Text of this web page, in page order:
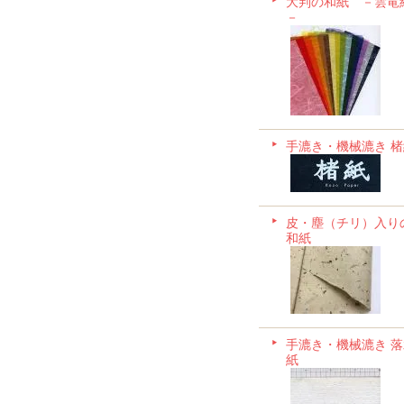
－
手漉き・機械漉き
皮・塵（チリ）入り
和紙
手漉き・機械漉き
紙